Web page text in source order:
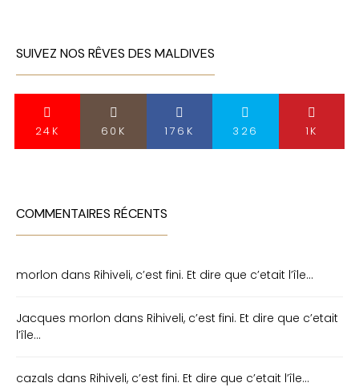
SUIVEZ NOS RÊVES DES MALDIVES
24K 60K 176K 326 1K
COMMENTAIRES RÉCENTS
morlon dans Rihiveli, c’est fini. Et dire que c’etait l’île…
Jacques morlon dans Rihiveli, c’est fini. Et dire que c’etait
l’île…
cazals dans Rihiveli, c’est fini. Et dire que c’etait l’île…